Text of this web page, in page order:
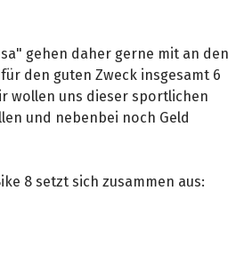
gehen daher gerne mit an den
den guten Zweck insgesamt 6
wollen uns dieser sportlichen
und nebenbei noch Geld
8 setzt sich zusammen aus: